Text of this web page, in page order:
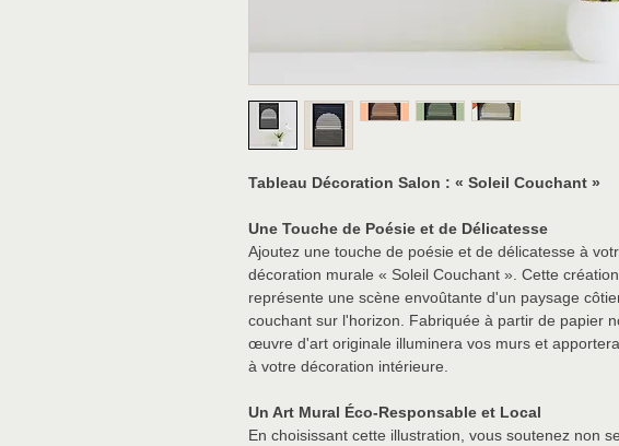
Tableau Décoration Salon : « Soleil Couchant »
Une Touche de Poésie et de Délicatesse
Ajoutez une touche de poésie et de délicatesse à
décoration murale « Soleil Couchant ». Cette
représente une scène envoûtante d'un paysage
couchant sur l'horizon. Fabriquée à partir de papier
œuvre d'art originale illuminera vos murs et
à votre décoration intérieure.
Un Art Mural Éco-Responsable et Local
En choisissant cette illustration, vous soutenez non